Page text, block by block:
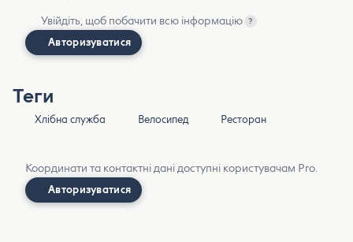
Увійдіть, щоб побачити всю інформацію ?
Авторизуватися
Теги
Хлібна служба Велосипед Ресторан
Координати та контактні дані доступні користувачам Pro.
Авторизуватися